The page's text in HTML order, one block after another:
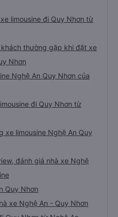
limousine đi Quy Nhơn từ
thường gặp khi đặt xe
Nhơn
Nghệ An Quy Nhơn của
đi Quy Nhơn từ
xe limousine Nghệ An Quy
đánh giá nhà xe Nghệ
Quy Nhơn
xe Nghệ An - Quy Nhơn